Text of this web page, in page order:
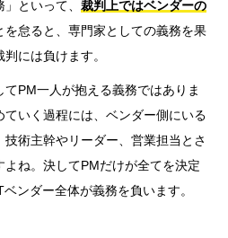
といって、 裁判上ではベンダーの
怠ると、専門家としての義務を果
には負けます。
PM一人が抱える義務ではありま
いく過程には、ベンダー側にいる
術主幹やリーダー、営業担当とさ
よね。決してPMだけが全てを決定
ンダー全体が義務を負います。